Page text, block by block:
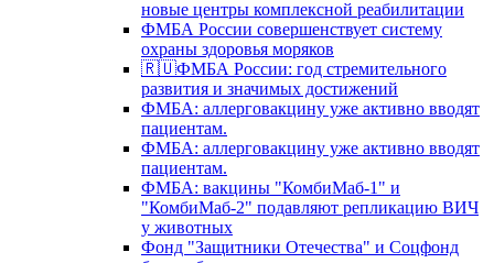
новые центры комплексной реабилитации
ФМБА России совершенствует систему
охраны здоровья моряков
🇷🇺ФМБА России: год стремительного
развития и значимых достижений
ФМБА: аллерговакцину уже активно вводят
пациентам.
ФМБА: аллерговакцину уже активно вводят
пациентам.
ФМБА: вакцины "КомбиМаб-1" и
"КомбиМаб-2" подавляют репликацию ВИЧ
у животных
Фонд "Защитники Отечества" и Соцфонд